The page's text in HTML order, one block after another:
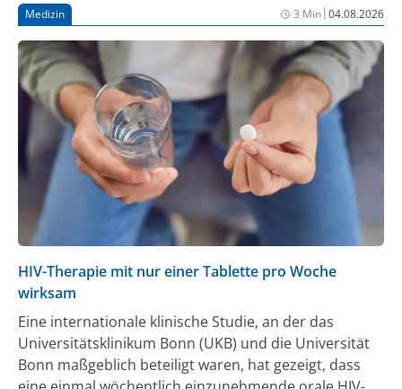
Medizin 3 Min|04.08.2026
HIV-Therapie mit nur einer Tablette pro Woche
wirksam
Eine internationale klinische Studie, an der das
Universitätsklinikum Bonn (UKB) und die Universität
Bonn maßgeblich beteiligt waren, hat gezeigt, dass